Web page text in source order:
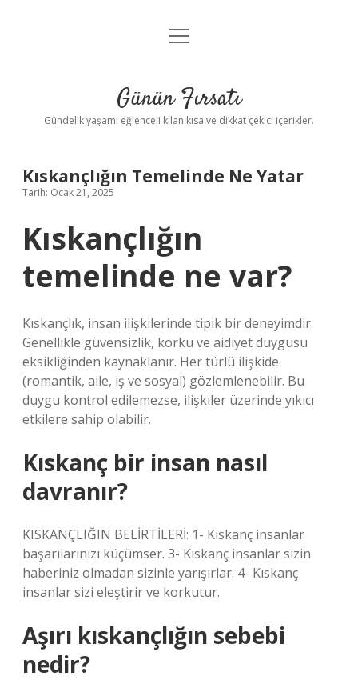
Anasayfa
Yasal Uyarı
menüyü
Günün Fırsatı
Gündelik yaşamı eğlenceli kılan kısa ve dikkat çekici içerikler.
Kıskançlığın Temelinde Ne Yatar
Tarih: Ocak 21, 2025
Kıskançlığın
temelinde ne var?
Kıskançlık, insan ilişkilerinde tipik bir deneyimdir.
Genellikle güvensizlik, korku ve aidiyet duygusu
eksikliğinden kaynaklanır. Her türlü ilişkide
(romantik, aile, iş ve sosyal) gözlemlenebilir. Bu
duygu kontrol edilemezse, ilişkiler üzerinde yıkıcı
etkilere sahip olabilir.
Kıskanç bir insan nasıl
davranır?
KISKANÇLIĞIN BELİRTİLERİ: 1- Kıskanç insanlar
başarılarınızı küçümser. 3- Kıskanç insanlar sizin
haberiniz olmadan sizinle yarışırlar. 4- Kıskanç
insanlar sizi eleştirir ve korkutur.
Aşırı kıskançlığın sebebi
nedir?